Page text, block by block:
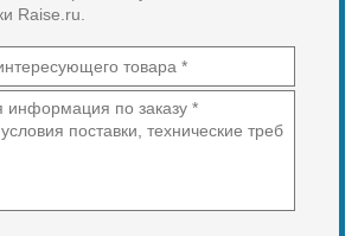
Raise.ru.